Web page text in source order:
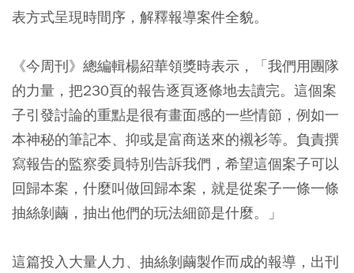
表方式呈現時間序，解釋報導案件全貌。
《今周刊》總編輯楊紹華領獎時表示，「我們用團隊
的力量，把230頁的報告逐頁逐條地去讀完。這個案
子引發討論的重點是很有畫面感的一些情節，例如一
本神秘的筆記本、抑或是富商送來的襯衫等。負責撰
寫報告的監察委員特別告訴我們，希望這個案子可以
回歸本案，什麼叫做回歸本案，就是從案子一條一條
抽絲剝繭，抽出他們的玩法細節是什麼。」
這篇投入大量人力、抽絲剝繭製作而成的報導，出刊